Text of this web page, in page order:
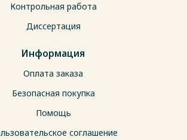
Контрольная работа
Диссертация
Информация
Оплата заказа
Безопасная покупка
Помощь
соглашение